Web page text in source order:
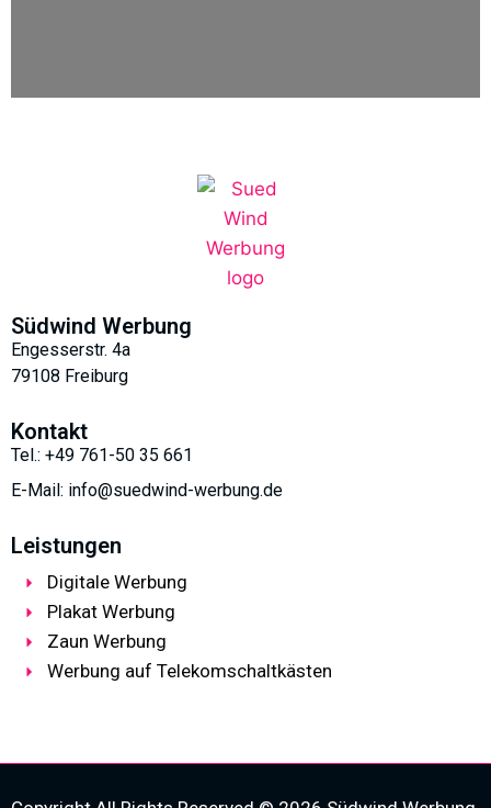
Südwind Werbung
Engesserstr. 4a
79108 Freiburg
Kontakt
Tel.: +49 761-50 35 661
E-Mail: info@suedwind-werbung.de
Leistungen
Digitale Werbung
Plakat Werbung
Zaun Werbung
Werbung auf Telekomschaltkästen